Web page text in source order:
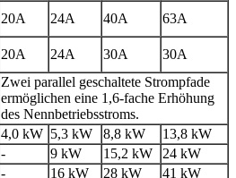
20A 24A 40A
63A
20A 24A 30A 30A
Zwei parallel geschaltete Strompfade
ermöglichen eine 1,6-fache Erhöhung
des Nennbetriebsstroms.
4,0 kW 5,3 kW 8,8 kW
13,8 kW
- 9 kW 15,2 kW
24 kW
- 16 kW 28 kW
41 kW